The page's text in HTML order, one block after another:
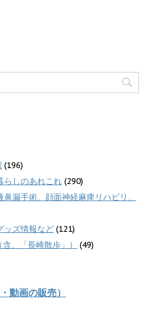
(196)
らしのあれこれ (290)
漏手術、顔面神経麻痺リハビリ、
ッズ情報など (121)
、「長崎散歩」）
(49)
動画の販売）